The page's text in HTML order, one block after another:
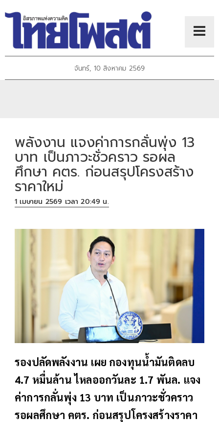
จันทร์, 10 สิงหาคม 2569
พลังงาน แจงค่าการกลั่นพุ่ง 13
บาท เป็นภาวะชั่วคราว รอผล
ศึกษา คตร. ก่อนสรุปโครงสร้าง
ราคาใหม่
1 เมษายน 2569 เวลา 20:49 น.
รองปลัดพลังงาน เผย กองทุนน้ำมันติดลบ
4.7 หมื่นล้าน ไหลออกวันละ 1.7 พันล. แจง
ค่าการกลั่นพุ่ง 13 บาท เป็นภาวะชั่วคราว
รอผลศึกษา คตร. ก่อนสรุปโครงสร้างราคา